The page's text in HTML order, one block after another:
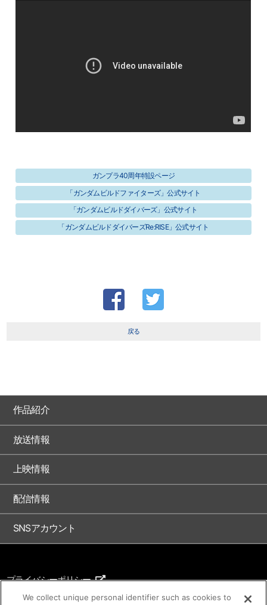
ガンプラ40周年特設ページ
「ガンダムビルドファイターズ」公式サイト
「ガンダムビルドダイバーズ」公式サイト
「ガンダムビルドダイバーズRe:RISE」公式サイト
戻る
作品紹介
放送情報
上映情報
配信情報
SNSアカウント
プライバシーポリシー
ご利用条件
We collect unique personal identifier such as cookies to